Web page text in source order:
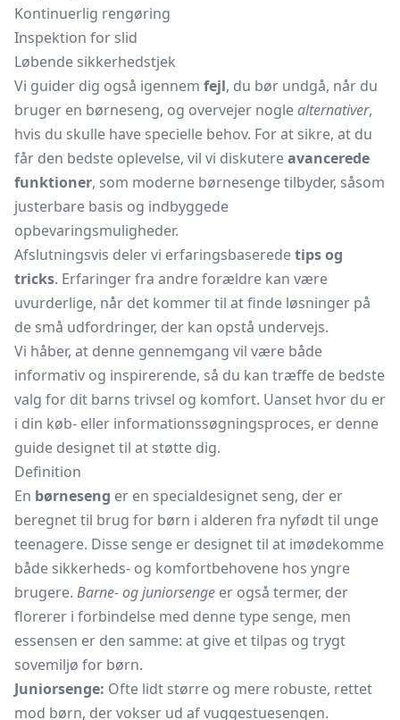
Kontinuerlig rengøring
Inspektion for slid
Løbende sikkerhedstjek
Vi guider dig også igennem fejl, du bør undgå, når du
bruger en børneseng, og overvejer noglealternativer,
hvis du skulle have specielle behov. For at sikre, at du
får den bedste oplevelse, vil vi diskutereavancerede
funktioner, som moderne børnesenge tilbyder, såsom
justerbare basis og indbyggede
opbevaringsmuligheder.
Afslutningsvis deler vi erfaringsbaseredetips og
tricks. Erfaringer fra andre forældre kan være
uvurderlige, når det kommer til at finde løsninger på
de små udfordringer, der kan opstå undervejs.
Vi håber, at denne gennemgang vil være både
informativ og inspirerende, så du kan træffe de bedste
valg for dit barns trivsel og komfort. Uanset hvor du er
i din køb- eller informationssøgningsproces, er denne
guide designet til at støtte dig.
Definition
En børneseng er en specialdesignet seng, der er
beregnet til brug for børn i alderen fra nyfødt til unge
teenagere. Disse senge er designet til at imødekomme
både sikkerheds- og komfortbehovene hos yngre
brugere. Barne- og juniorsenge er også termer, der
florerer i forbindelse med denne type senge, men
essensen er den samme: at give et tilpas og trygt
sovemiljø for børn.
Juniorsenge: Ofte lidt større og mere robuste, rettet
mod børn, der vokser ud af vuggestuesengen.